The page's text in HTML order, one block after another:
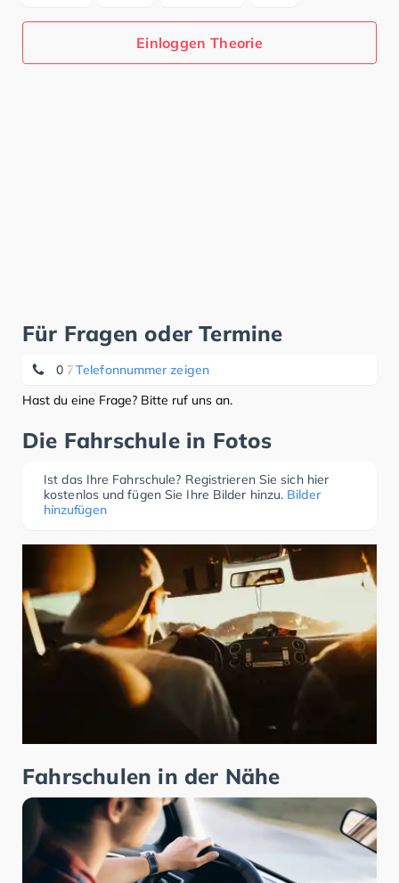
Einloggen Theorie
Für Fragen oder Termine
Telefonnummer zeigen
0 7056 - 89 20
Hast du eine Frage? Bitte ruf uns an.
Die Fahrschule in Fotos
Ist das Ihre Fahrschule? Registrieren Sie sich hier
kostenlos und fügen Sie Ihre Bilder hinzu. Bilder
hinzufügen
Fahrschulen in der Nähe